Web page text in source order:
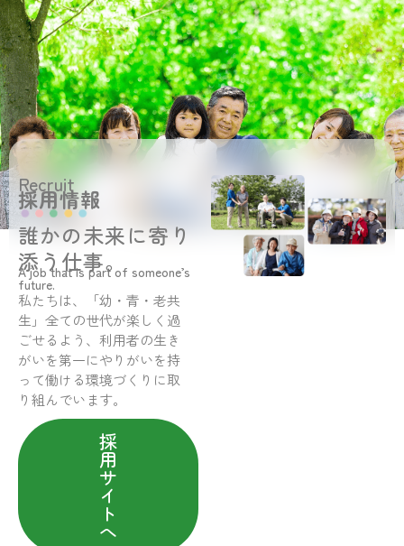
Recruit
採用情報
誰かの未来に寄り
添う仕事。
A job that is part of someone’s
future.
私たちは、「幼・青・老共
生」全ての世代が楽しく過
ごせるよう、利用者の生き
がいを第一にやりがいを持
って働ける環境づくりに取
り組んでいます。
採
用
サ
イ
ト
へ